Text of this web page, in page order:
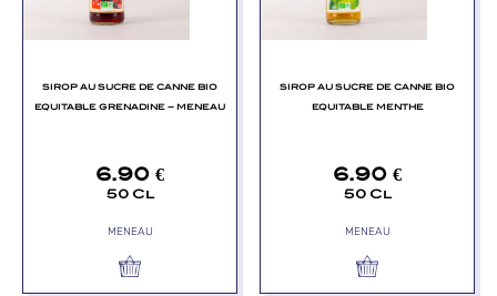
SIROP AU SUCRE DE CANNE BIO
EQUITABLE GRENADINE – MENEAU
6.90 €
50 Cl
MENEAU
SIROP AU SUCRE DE CANNE BIO
EQUITABLE MENTHE
6.90 €
50 Cl
MENEAU